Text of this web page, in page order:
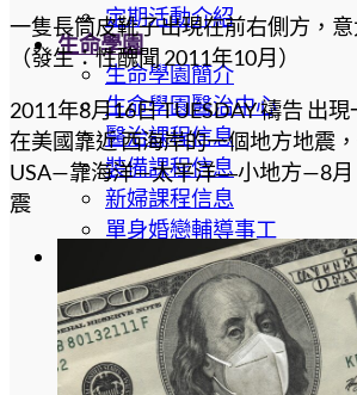
定期活動介紹
生命學園
生命學園簡介
生命學園醫治中心
醫治課程信息
裝備課程信息
新婦課程信息
單身婚戀輔導事工
教牧培訓系列
神國商業
初信造就
查經生活
一隻長筒皮靴子出現在前右側方，
（發生：性醜聞 2011年10月）
2011年8月16日 TUESDAY 禱告 出
在美國靠近 西海岸的一個地方地震
USA—靠海洋—太平洋―小地方—8月
震